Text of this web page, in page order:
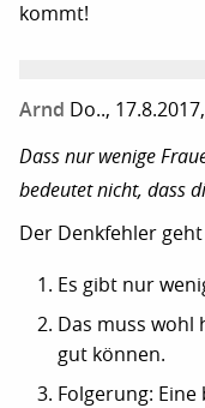
kommt!
Arnd Do..,
Dass nur wenige
bedeutet nicht, dass
Der Denkfehler geht
Es gibt nur
Das muss wohl
gut können.
Folgerung: